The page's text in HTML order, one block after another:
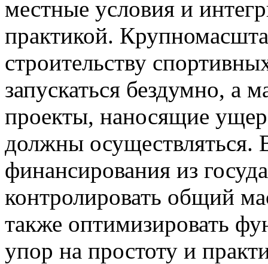
местные условия и
практикой.
строительству
запускаться бездумно, а
проекты, наносящие
должны
финансирования из
контролировать общий
также оптимизировать
упор на простоту и